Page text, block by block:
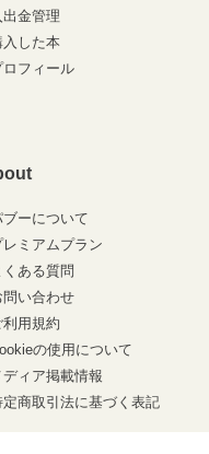
出金管理
入した本
ロフィール
ブーについて
レミアムプラン
くある質問
問い合わせ
利用規約
の使用について
ディア掲載情報
定商取引法に基づく表記